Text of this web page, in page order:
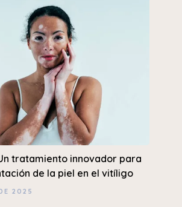
tratamiento innovador para
de la piel en el vitíligo
2025